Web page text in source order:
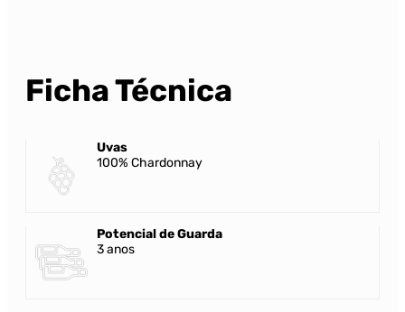
Ficha Técnica
Uvas
100% Chardonnay
Potencial de Guarda
3 anos